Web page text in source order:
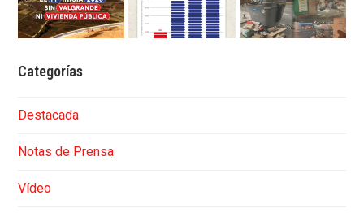
Categorías
Destacada
Notas de Prensa
Vídeo